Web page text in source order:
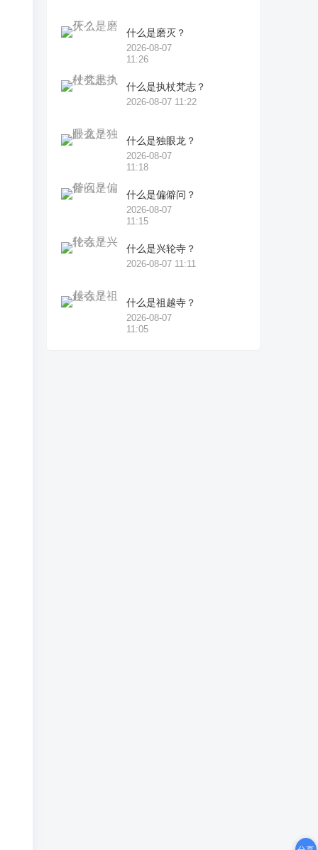
什么是磨灭？
2026-08-07
11:26
什么是执杖梵志？
2026-08-07 11:22
什么是独眼龙？
2026-08-07
11:18
什么是偏僻问？
2026-08-07
11:15
什么是兴轮寺？
2026-08-07 11:11
什么是祖越寺？
2026-08-07
11:05